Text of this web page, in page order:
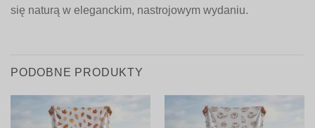
się naturą w eleganckim, nastrojowym wydaniu.
PODOBNE PRODUKTY